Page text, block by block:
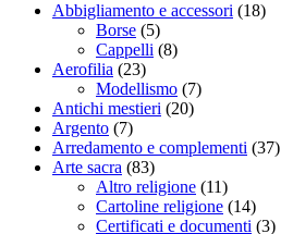
Abbigliamento e accessori (18)
Borse (5)
Cappelli (8)
Aerofilia (23)
Modellismo (7)
Antichi mestieri (20)
Argento (7)
Arredamento e complementi (37)
Arte sacra (83)
Altro religione (11)
Cartoline religione (14)
Certificati e documenti (3)